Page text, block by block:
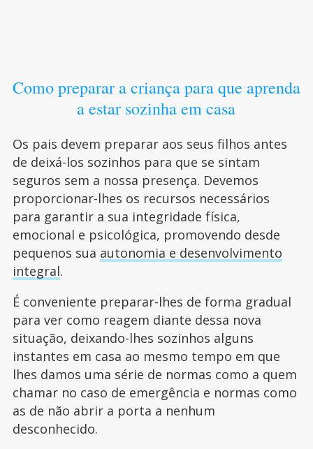
Como preparar a criança para que aprenda
a estar sozinha em casa
Os pais devem preparar aos seus filhos antes
de deixá-los sozinhos para que se sintam
seguros sem a nossa presença. Devemos
proporcionar-lhes os recursos necessários
para garantir a sua integridade física,
emocional e psicológica, promovendo desde
pequenos sua autonomia e desenvolvimento
integral.
É conveniente preparar-lhes de forma gradual
para ver como reagem diante dessa nova
situação, deixando-lhes sozinhos alguns
instantes em casa ao mesmo tempo em que
lhes damos uma série de normas como a quem
chamar no caso de emergência e normas como
as de não abrir a porta a nenhum
desconhecido.